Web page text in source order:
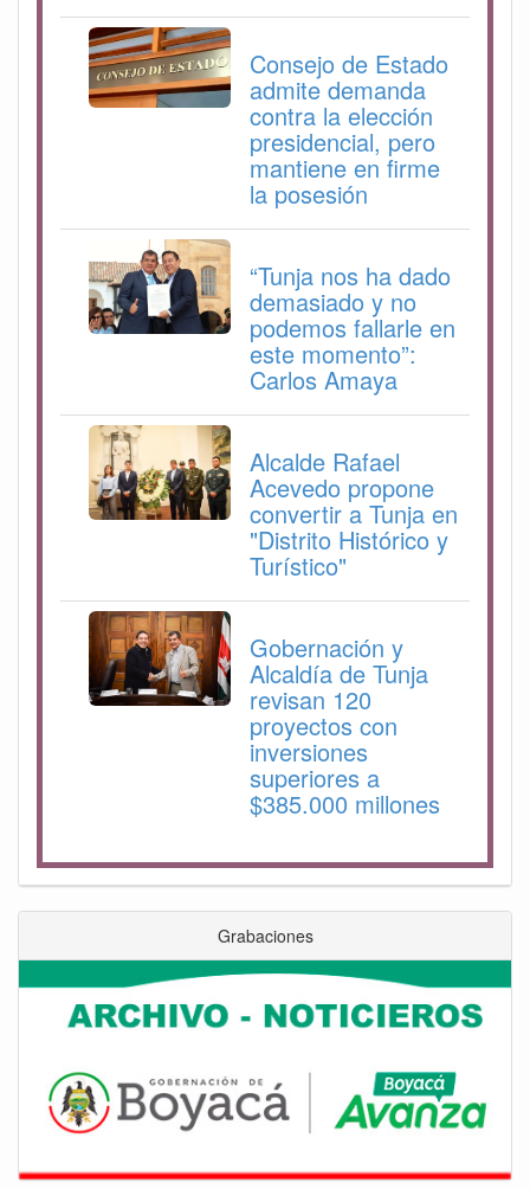
Consejo de Estado
admite demanda
contra la elección
presidencial, pero
mantiene en firme
la posesión
“Tunja nos ha dado
demasiado y no
podemos fallarle en
este momento”:
Carlos Amaya
Alcalde Rafael
Acevedo propone
convertir a Tunja en
"Distrito Histórico y
Turístico"
Gobernación y
Alcaldía de Tunja
revisan 120
proyectos con
inversiones
superiores a
$385.000 millones
Grabaciones